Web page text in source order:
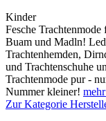
Kinder
Fesche Trachtenmode
Buam und Madln!
Trachtenhemden,
und Trachtenschuhe
Trachtenmode pur -
Nummer kleiner!
Zur Kategorie